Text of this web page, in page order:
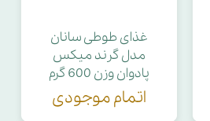
غذای طوطی سانان
مدل گرند میکس
پادوان وزن 600 گرم
اتمام موجودی